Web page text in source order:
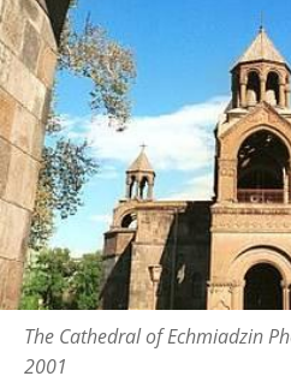
The Cathedral of Echmiadzin
2001